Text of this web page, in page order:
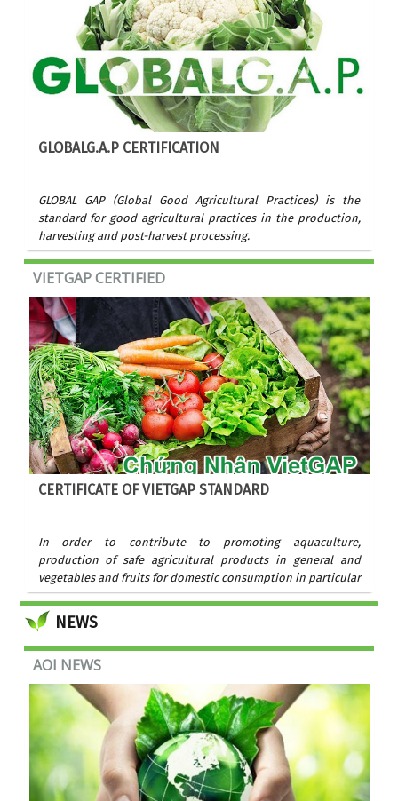
GLOBALG.A.P CERTIFICATION
GLOBAL GAP (Global Good Agricultural Practices) is the
standard for good agricultural practices in the production,
harvesting and post-harvest processing.
VIETGAP CERTIFIED
CERTIFICATE OF VIETGAP STANDARD
In order to contribute to promoting aquaculture,
production of safe agricultural products in general and
vegetables and fruits for domestic consumption in particular
and export, the Ministry of Agriculture and Rural
Development issued VietGAP Standard
NEWS
AOI NEWS